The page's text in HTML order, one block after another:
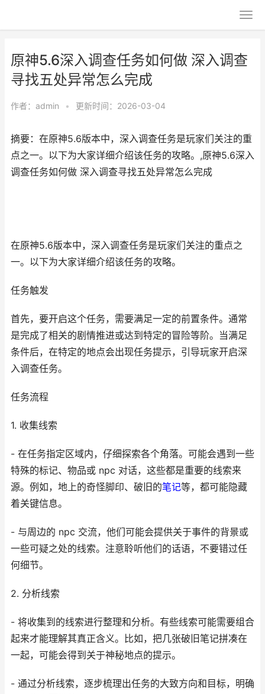
原神5.6深入调查任务如何做 深入调查
寻找五处异常怎么完成
作者： admin • 更新时间：2026-03-04
摘要：在原神5.6版本中，深入调查任务是玩家们关注的重
点之一。以下为大家详细介绍该任务的攻略。,原神5.6深入
调查任务如何做 深入调查寻找五处异常怎么完成
在原神5.6版本中，深入调查任务是玩家们关注的重点之
一。以下为大家详细介绍该任务的攻略。
任务触发
首先，要开启这个任务，需要满足一定的前置条件。通常
是完成了相关的剧情推进或达到特定的冒险等阶。当满足
条件后，在特定的地点会出现任务提示，引导玩家开启深
入调查任务。
任务流程
1. 收集线索
- 在任务指定区域内，仔细探索各个角落。可能会遇到一些
特殊的标记、物品或 npc 对话，这些都是重要的线索来
源。例如，地上的奇怪脚印、破旧的笔记等，都可能隐藏
着关键信息。
- 与周边的 npc 交流，他们可能会提供关于事件的背景或
一些可疑之处的线索。注意聆听他们的话语，不要错过任
何细节。
2. 分析线索
- 将收集到的线索进行整理和分析。有些线索可能需要组合
起来才能理解其真正含义。比如，把几张破旧笔记拼凑在
一起，可能会得到关于神秘地点的提示。
- 通过分析线索，逐步梳理出任务的大致方向和目标，明确